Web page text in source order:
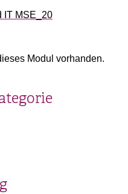
IT MSE_20
Modul vorhanden.